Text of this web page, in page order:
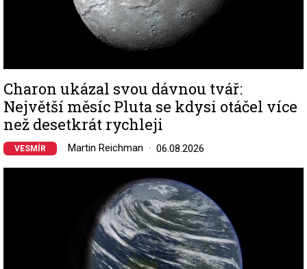
Charon ukázal svou dávnou tvář:
Největší měsíc Pluta se kdysi otáčel více
než desetkrát rychleji
VESMÍR Martin Reichman 06.08.2026